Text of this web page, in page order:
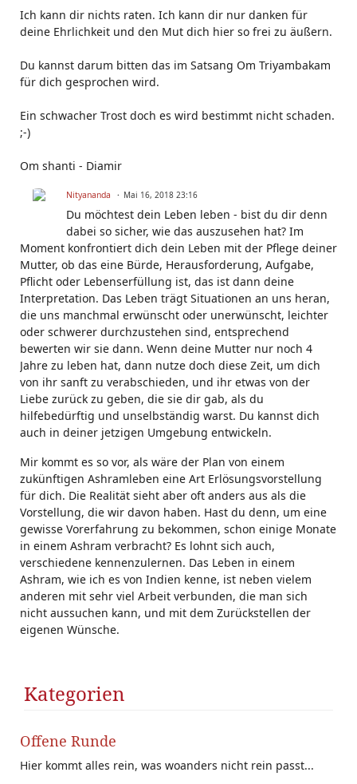
Ich kann dir nichts raten. Ich kann dir nur danken für
deine Ehrlichkeit und den Mut dich hier so frei zu äußern.
Du kannst darum bitten das im Satsang Om Triyambakam
für dich gesprochen wird.
Ein schwacher Trost doch es wird bestimmt nicht schaden.
;-)
Om shanti - Diamir
Nityananda Mai 16, 2018 23:16
Du möchtest dein Leben leben - bist du dir denn
dabei so sicher, wie das auszusehen hat? Im
Moment konfrontiert dich dein Leben mit der Pflege deiner
Mutter, ob das eine Bürde, Herausforderung, Aufgabe,
Pflicht oder Lebenserfüllung ist, das ist dann deine
Interpretation. Das Leben trägt Situationen an uns heran,
die uns manchmal erwünscht oder unerwünscht, leichter
oder schwerer durchzustehen sind, entsprechend
bewerten wir sie dann. Wenn deine Mutter nur noch 4
Jahre zu leben hat, dann nutze doch diese Zeit, um dich
von ihr sanft zu verabschieden, und ihr etwas von der
Liebe zurück zu geben, die sie dir gab, als du
hilfebedürftig und unselbständig warst. Du kannst dich
auch in deiner jetzigen Umgebung entwickeln.
Mir kommt es so vor, als wäre der Plan von einem
zukünftigen Ashramleben eine Art Erlösungsvorstellung
für dich. Die Realität sieht aber oft anders aus als die
Vorstellung, die wir davon haben. Hast du denn, um eine
gewisse Vorerfahrung zu bekommen, schon einige Monate
in einem Ashram verbracht? Es lohnt sich auch,
verschiedene kennenzulernen. Das Leben in einem
Ashram, wie ich es von Indien kenne, ist neben vielem
anderen mit sehr viel Arbeit verbunden, die man sich
nicht aussuchen kann, und mit dem Zurückstellen der
eigenen Wünsche.
Kategorien
Offene Runde
Hier kommt alles rein, was woanders nicht rein passt...